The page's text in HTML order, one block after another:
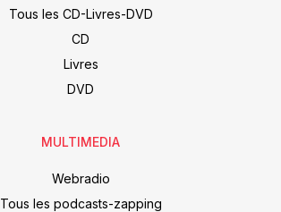
Tous les CD-Livres-DVD
CD
Livres
DVD
MULTIMEDIA
Webradio
Tous les podcasts-zapping